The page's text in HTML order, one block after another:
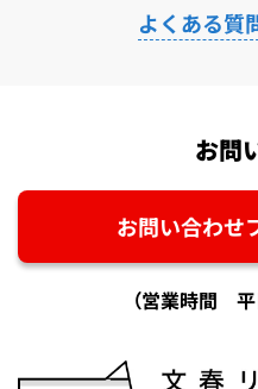
よくある質
お問
お問い合わせ
（営業時間